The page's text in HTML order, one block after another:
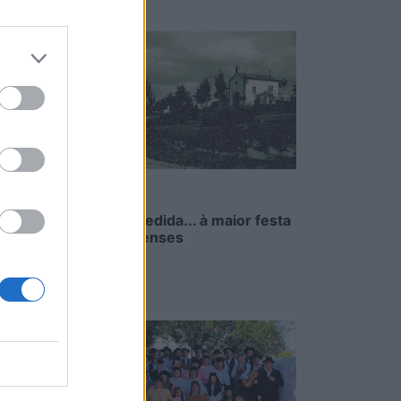
de
que
a
a
claro
Da chuva pedida... à maior festa
dos oliveirenses